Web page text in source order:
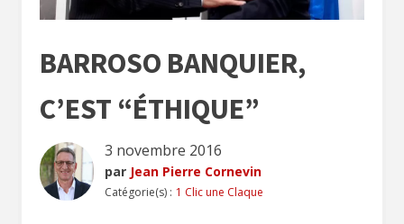
BARROSO BANQUIER,
C’EST “ÉTHIQUE”
3 novembre 2016
par Jean Pierre Cornevin
Catégorie(s) : 1 Clic une Claque